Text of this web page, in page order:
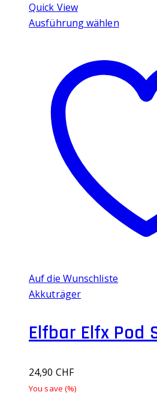
Quick View
Ausführung wählen
mehrere
Varianten
Optionen
können
Auf die Wunschliste
Akkuträger
Elfbar Elfx Pod
24,90 CHF
You save (%)